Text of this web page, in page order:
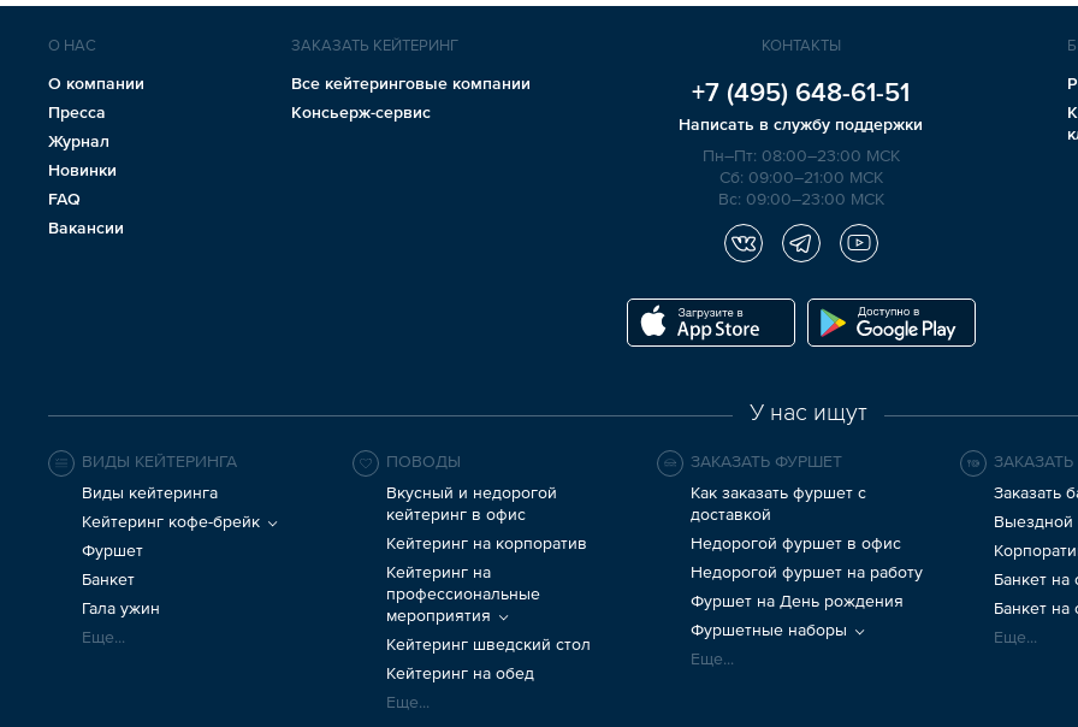
О НАС
О компании
Пресса
Журнал
Новинки
FAQ
Вакансии
ЗАКАЗАТЬ КЕЙТЕРИНГ
Все кейтеринговые компании
Консьерж-сервис
КОНТАКТЫ
+7 (495) 648-61-51
Написать в службу поддержки
Пн–Пт: 08:00–23:00 МСК
Сб: 09:00–21:00 МСК
Вс: 09:00–23:00 МСК
У нас ищут
ВИДЫ КЕЙТЕРИНГА
Виды кейтеринга
Кейтеринг кофе-брейк
Фуршет
Банкет
Гала ужин
Еще...
ПОВОДЫ
Вкусный и недорогой
кейтеринг в офис
Кейтеринг на корпоратив
Кейтеринг на
профессиональные
мероприятия
Кейтеринг шведский стол
Кейтеринг на обед
Еще...
ЗАКАЗАТЬ ФУРШЕТ
Как заказать фуршет с
доставкой
Недорогой фуршет в офис
Недорогой фуршет на работу
Фуршет на День рождения
Фуршетные наборы
Еще...
Заказать
Выездной
Банкет на
Банкет на
Еще...